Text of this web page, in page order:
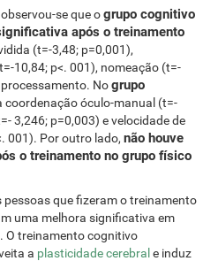
observou-se que ogrupo cognitivo
após o treinamento
(t=-3,48; p=0,001),
10,84; p<. 001), nomeação (t=-
processamento. Nogrupo
coordenação óculo-manual (t=-
3,246; p=0,003) e velocidade de
001). Por outro lado,não houve
o treinamento no grupo físico
pessoas que fizeram o treinamento
uma melhora significativa em
O treinamento cognitivo
a plasticidade cerebral e induz